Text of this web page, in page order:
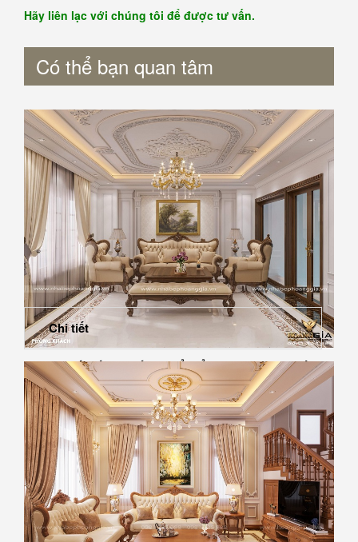
Hãy liên lạc với chúng tôi để được tư vấn.
Có thể bạn quan tâm
Dự án thiết kế nội thất tân cổ điển nhà chị Huệ (Bắc
Giang)
Chi tiết